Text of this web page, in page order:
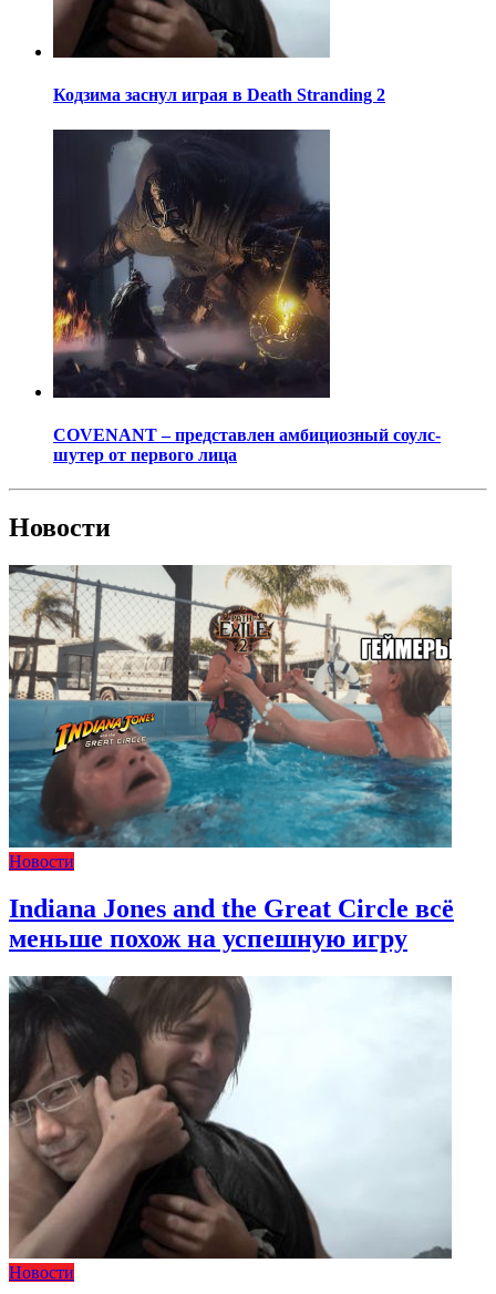
Кодзима заснул играя в Death Stranding 2
COVENANT – представлен амбициозный соулс-
шутер от первого лица
Новости
Новости
Indiana Jones and the Great Circle всё
меньше похож на успешную игру
Новости